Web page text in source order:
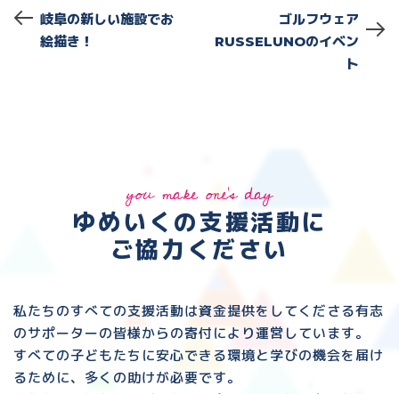
岐阜の新しい施設でお
絵描き！
ゴルフウェア
RUSSELUNOのイベン
ト
you make one's day
ゆめいくの支援活動に
ご協力ください
私たちのすべての支援活動は資金提供をしてくださる有志
のサポーターの皆様からの寄付により運営しています。
すべての子どもたちに安心できる環境と 学びの機会を届け
るために、多くの助けが必要です。